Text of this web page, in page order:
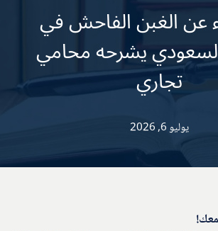
الغبن الفاحش في
يشرحه محامي
تجاري
يوليو 6, 2026